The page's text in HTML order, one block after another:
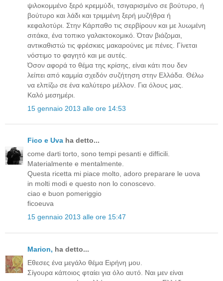
ψιλοκομμένο ξερό κρεμμύδι, τσιγαρισμένο σε βούτυρο, ή
βούτυρο και λάδι και τριμμένη ξερή μυζήθρα ή
κεφαλοτύρι. Στην Κάρπαθο τις σερβίρουν και με λυωμένη
σιτάκα, ένα τοπικο γαλακτοκομικό. Όταν βιάζομαι,
αντικαθιστώ τις φρέσκιες μακαρούνες με πένες. Γίνεται
νόστιμο το φαγητό και με αυτές.
Όσον αφορά το θέμα της κρίσης, είναι κάτι που δεν
λείπει από καμμία σχεδόν συζήτηση στην Ελλάδα. Θέλω
να ελπίζω σε ένα καλύτερο μέλλον. Για όλους μας.
Καλό μεσημέρι.
15 gennaio 2013 alle ore 14:53
Fico e Uva ha detto...
come darti torto, sono tempi pesanti e difficili.
Materialmente e mentalmente.
Questa ricetta mi piace molto, adoro preparare le uova
in molti modi e questo non lo conoscevo.
ciao e buon pomeriggio
ficoeuva
15 gennaio 2013 alle ore 15:47
Μarion, ha detto...
Eθεσες ένα μεγάλο θέμα Ειρήνη μου.
Σίγουρα κάποιος φταίει για όλο αυτό. Ναι μεν είναι